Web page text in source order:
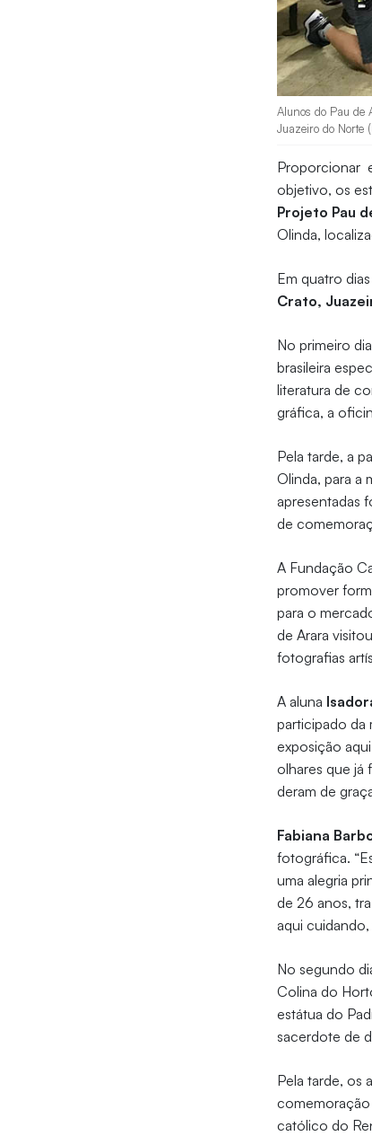
Alunos do Pau de
Juazeiro do Norte
Proporcionar
objetivo, os
Projeto Pau
Olinda,
Em quatro
Crato,
No primeiro
brasileira
literatura de
gráfica, a
Pela tarde, a
Olinda, para a
apresentadas
de
A Fundação
promover
para o
de Arara
fotografias
A aluna
participado da
exposição
olhares que já
deram de
Fabiana
fotográfica.
uma alegria
de 26 anos,
aqui
No segundo
Colina do
estátua do
sacerdote de
Pela tarde, os
comemoração
católico do